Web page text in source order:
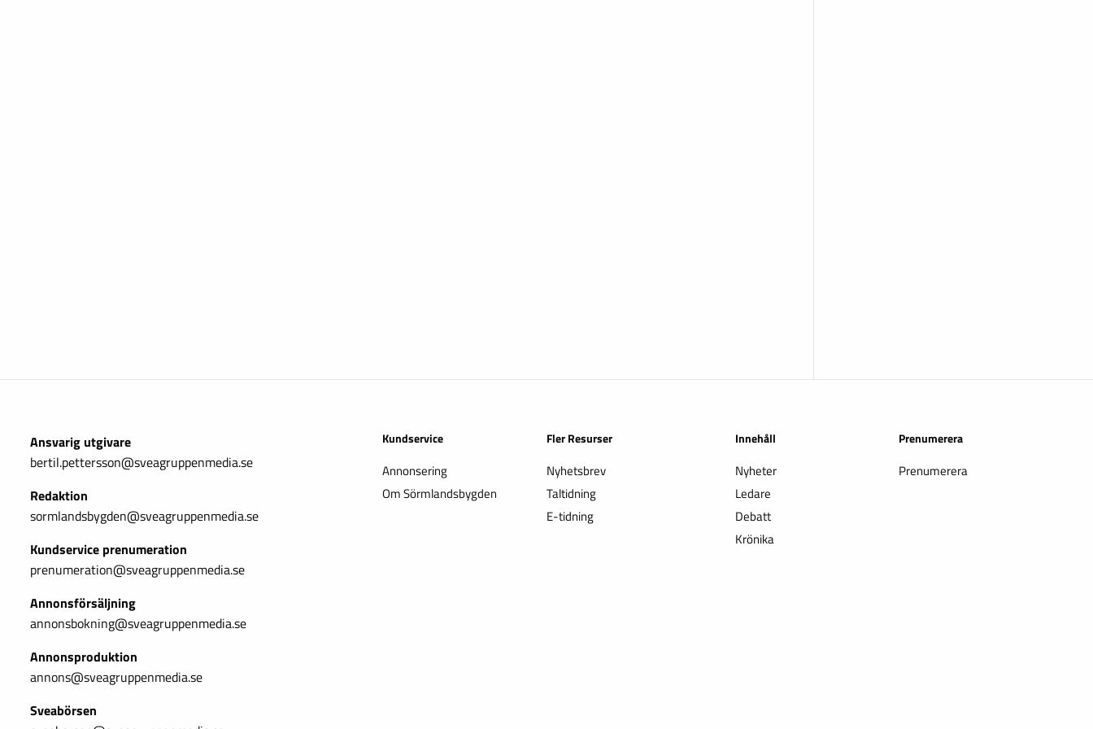
Ansvarig utgivare
bertil.pettersson@sveagruppenmedia.se
Redaktion
sormlandsbygden@sveagruppenmedia.se
Kundservice prenumeration
prenumeration@sveagruppenmedia.se
Annonsförsäljning
annonsbokning@sveagruppenmedia.se
Annonsproduktion
annons@sveagruppenmedia.se
Sveabörsen
Kundservice
Annonsering
Om Sörmlandsbygden
Fler Resurser
Nyhetsbrev
Taltidning
E-tidning
Innehåll
Nyheter
Ledare
Debatt
Krönika
Prenumerera
Prenumerera